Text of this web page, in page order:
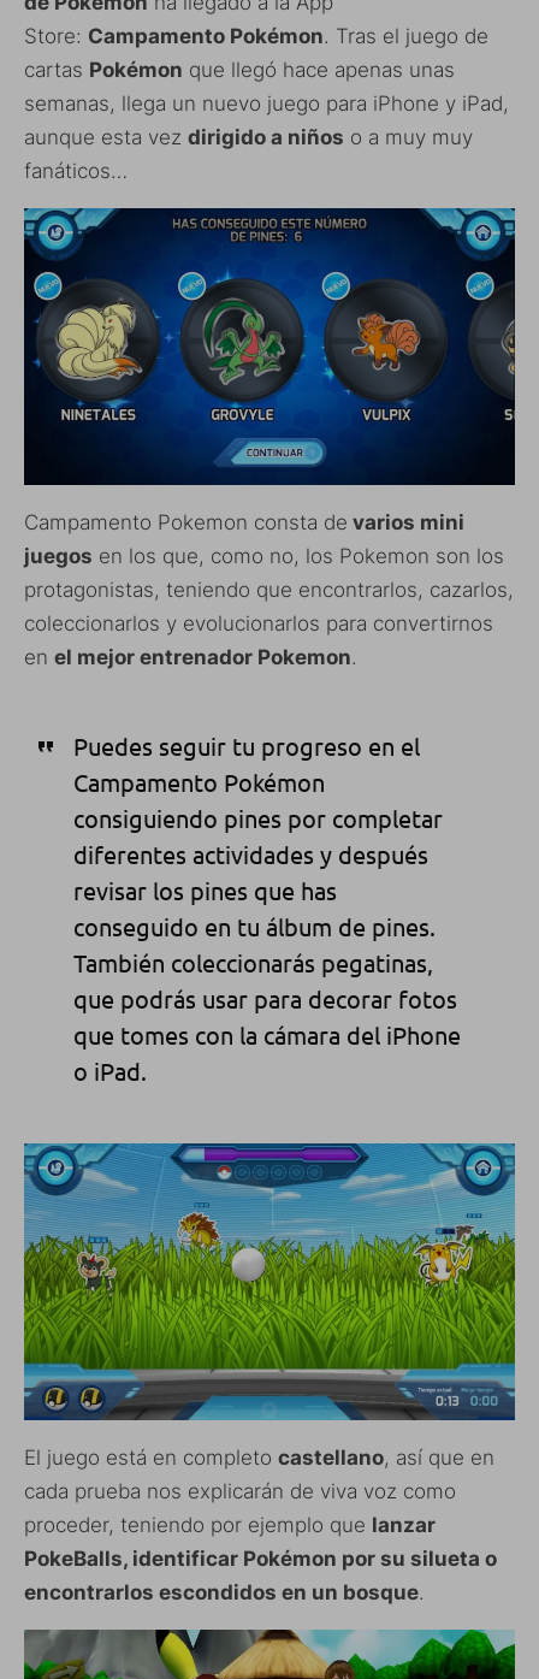
Store: Campamento Pokémon. Tras el juego de
cartas Pokémon que llegó hace apenas unas
semanas, llega un nuevo juego para iPhone y iPad,
aunque esta vez dirigido a niños o a muy muy
fanáticos…
Campamento Pokemon consta de varios mini
juegos en los que, como no, los Pokemon son los
protagonistas, teniendo que encontrarlos, cazarlos,
coleccionarlos y evolucionarlos para convertirnos
en el mejor entrenador Pokemon.
Puedes seguir tu progreso en el
Campamento Pokémon
consiguiendo pines por completar
diferentes actividades y después
revisar los pines que has
conseguido en tu álbum de pines.
También coleccionarás pegatinas,
que podrás usar para decorar fotos
que tomes con la cámara del iPhone
o iPad.
El juego está en completo castellano, así que en
cada prueba nos explicarán de viva voz como
proceder, teniendo por ejemplo que lanzar
PokeBalls, identificar Pokémon por su silueta o
encontrarlos escondidos en un bosque.